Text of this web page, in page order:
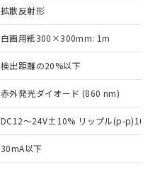
拡散反射形
白画用紙300×300mm: 1m
検出距離の20%以下
赤外発光ダイオード (860 nm)
DC12～24V±10% リップル(p-p)10%
30mA以下